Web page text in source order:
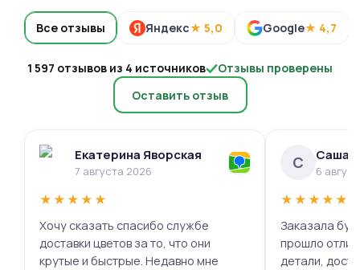
Все отзывы Яндекс★ 5,0 Google★ 4,7
1 597 отзывов из 4 источников
Отзывы проверены
Оставить отзыв
Екатерина Яворская
7 августа 2026
★★★★★
Хочу сказать спасибо службе
доставки цветов за то, что они
крутые и быстрые. Недавно мне
С Саша
6
★★★★★
Заказала
прошло
детали,